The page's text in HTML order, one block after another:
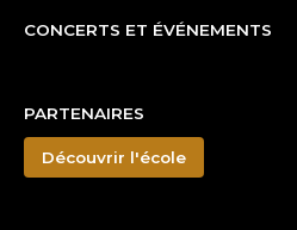
CONCERTS ET ÉVÉNEMENTS
PARTENAIRES
Découvrir l'école